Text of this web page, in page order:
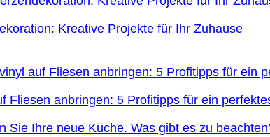
Kreative Projekte für Ihr Zuhause
Fliesen anbringen: 5 Profitipps für ein